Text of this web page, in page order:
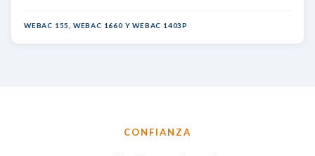
WEBAC 155, WEBAC 1660 Y WEBAC 1403P
CONFIANZA